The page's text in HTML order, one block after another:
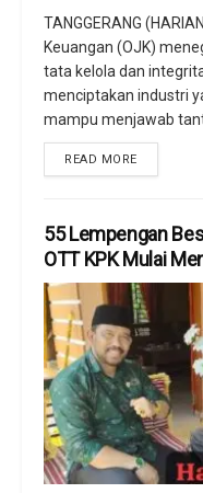
TANGGERANG
Keuangan (OJK)
tata kelola dan
menciptakan industri
mampu menjawab
READ MORE
55 Lempengan
OTT KPK Mulai